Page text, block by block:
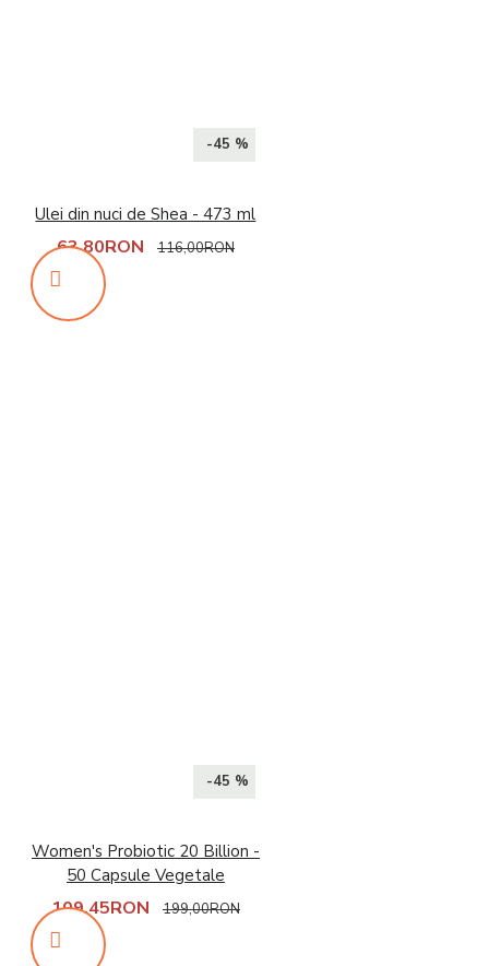
-45 %
Ulei din nuci de Shea - 473 ml
63,80RON 116,00RON
-45 %
Women's Probiotic 20 Billion -
50 Capsule Vegetale
109,45RON 199,00RON